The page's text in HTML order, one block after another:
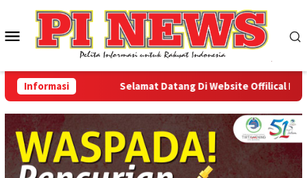
konten
Menu
Mobile
Informasi Selamat Datang Di Website Offilical PI-